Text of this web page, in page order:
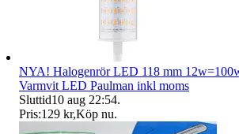
NYA! Halogenrör LED 118 mm
Varmvit LED Paulman inkl moms
Sluttid10 aug 22:54.
Pris:129 kr,Köp nu.